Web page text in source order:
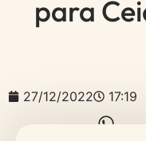
para
27/12/2022 17:19